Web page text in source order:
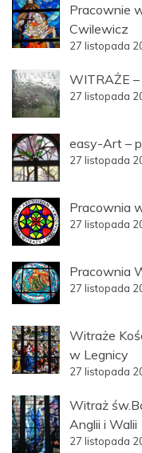
Pracownie
Cwilewicz
27 listopada
WITRAŻE
27 listopada
easy-Art –
27 listopada
Pracownia
27 listopada
Pracownia
27 listopada
Witraże
w Legnicy
27 listopada
Witraż
Anglii i Walii
27 listopada